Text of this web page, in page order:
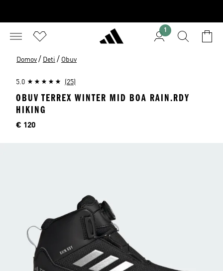
1
Domov / Deti / Obuv
5.0 (25)
OBUV TERREX WINTER MID BOA RAIN.RDY
HIKING
Cena
€ 120